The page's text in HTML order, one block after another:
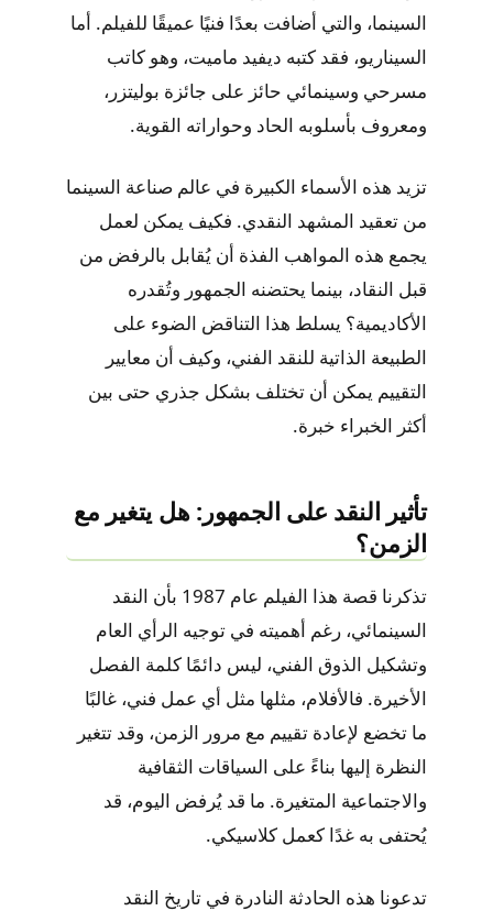
السينما، والتي أضافت بعدًا فنيًا عميقًا للفيلم. أما
السيناريو، فقد كتبه ديفيد ماميت، وهو كاتب
مسرحي وسينمائي حائز على جائزة بوليتزر،
ومعروف بأسلوبه الحاد وحواراته القوية.
تزيد هذه الأسماء الكبيرة في عالم صناعة السينما
من تعقيد المشهد النقدي. فكيف يمكن لعمل
يجمع هذه المواهب الفذة أن يُقابل بالرفض من
قبل النقاد، بينما يحتضنه الجمهور وتُقدره
الأكاديمية؟ يسلط هذا التناقض الضوء على
الطبيعة الذاتية للنقد الفني، وكيف أن معايير
التقييم يمكن أن تختلف بشكل جذري حتى بين
أكثر الخبراء خبرة.
تأثير النقد على الجمهور: هل يتغير مع
الزمن؟
تذكرنا قصة هذا الفيلم عام 1987 بأن النقد
السينمائي، رغم أهميته في توجيه الرأي العام
وتشكيل الذوق الفني، ليس دائمًا كلمة الفصل
الأخيرة. فالأفلام، مثلها مثل أي عمل فني، غالبًا
ما تخضع لإعادة تقييم مع مرور الزمن، وقد تتغير
النظرة إليها بناءً على السياقات الثقافية
والاجتماعية المتغيرة. ما قد يُرفض اليوم، قد
يُحتفى به غدًا كعمل كلاسيكي.
تدعونا هذه الحادثة النادرة في تاريخ النقد